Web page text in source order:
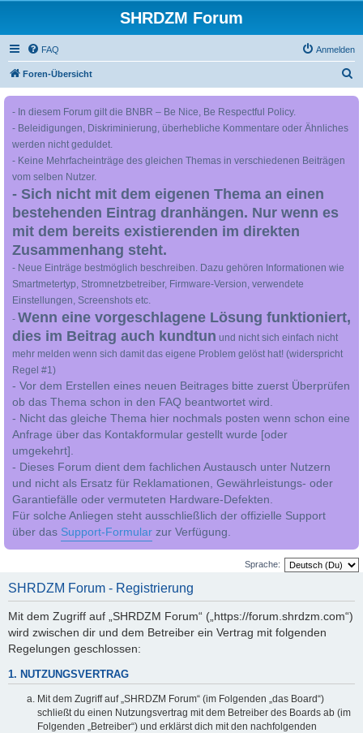
SHRDZM Forum
FAQ Anmelden
Foren-Übersicht
- In diesem Forum gilt die BNBR – Be Nice, Be Respectful Policy.
- Beleidigungen, Diskriminierung, überhebliche Kommentare oder Ähnliches
werden nicht geduldet.
- Keine Mehrfacheinträge des gleichen Themas in verschiedenen Beiträgen
vom selben Nutzer.
- Sich nicht mit dem eigenen Thema an einen
bestehenden Eintrag dranhängen. Nur wenn es
mit dem bereits existierenden im direkten
Zusammenhang steht.
- Neue Einträge bestmöglich beschreiben. Dazu gehören Informationen wie
Smartmetertyp, Stromnetzbetreiber, Firmware-Version, verwendete
Einstellungen, Screenshots etc.
- Wenn eine vorgeschlagene Lösung funktioniert,
dies im Beitrag auch kundtun und nicht sich einfach nicht
mehr melden wenn sich damit das eigene Problem gelöst hat! (widerspricht
Regel #1)
- Vor dem Erstellen eines neuen Beitrages bitte zuerst Überprüfen
ob das Thema schon in den FAQ beantwortet wird.
- Nicht das gleiche Thema hier nochmals posten wenn schon eine
Anfrage über das Kontakformular gestellt wurde [oder
umgekehrt].
- Dieses Forum dient dem fachlichen Austausch unter Nutzern
und nicht als Ersatz für Reklamationen, Gewährleistungs- oder
Garantiefälle oder vermuteten Hardware-Defekten.
Für solche Anliegen steht ausschließlich der offizielle Support
über das Support-Formular zur Verfügung.
Sprache:
SHRDZM Forum - Registrierung
Mit dem Zugriff auf „SHRDZM Forum“ („https://forum.shrdzm.com“)
wird zwischen dir und dem Betreiber ein Vertrag mit folgenden
Regelungen geschlossen:
1. NUTZUNGSVERTRAG
Mit dem Zugriff auf „SHRDZM Forum“ (im Folgenden „das Board“)
schließt du einen Nutzungsvertrag mit dem Betreiber des Boards ab (im
Folgenden „Betreiber“) und erklärst dich mit den nachfolgenden